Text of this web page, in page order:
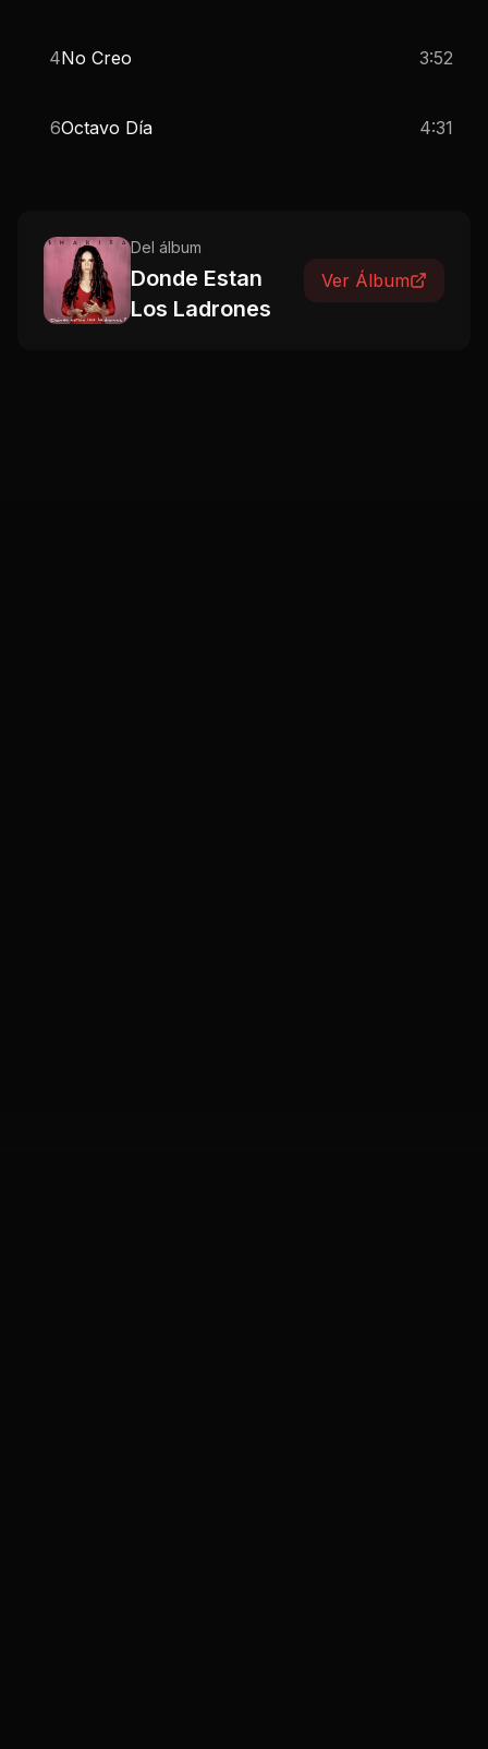
4No Creo 3:52
6Octavo Día 4:31
Del álbum
Donde Estan
Los Ladrones
Ver Álbum